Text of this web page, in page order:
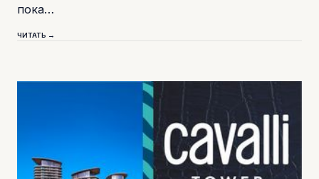
пока…
ЧИТАТЬ →